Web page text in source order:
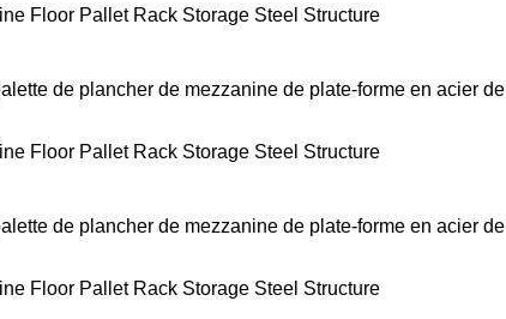
de plancher de mezzanine de plate-forme en acier
de plancher de mezzanine de plate-forme en acier